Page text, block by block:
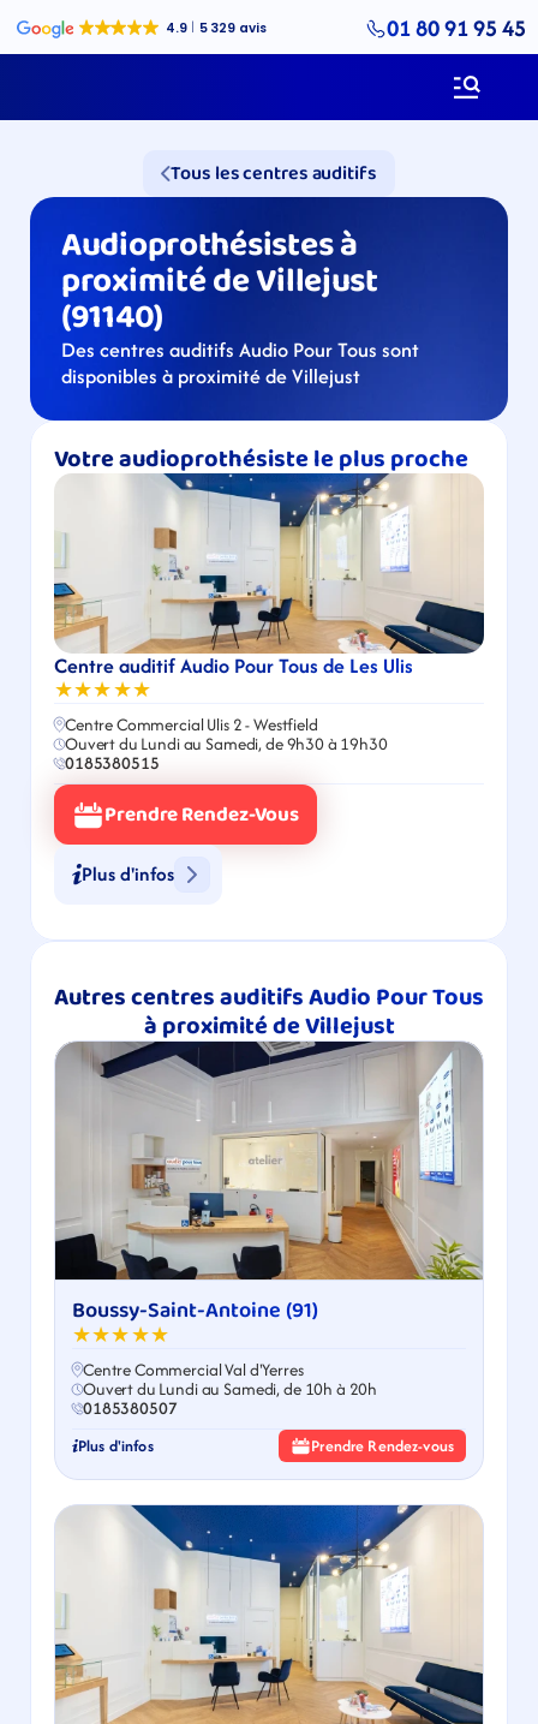
01 80 91 95 45
Tous les centres auditifs
Audioprothésistes à
proximité de Villejust
(91140)
Des centres auditifs Audio Pour Tous sont
disponibles à proximité de Villejust
Votre audioprothésiste le plus proche
Centre auditif Audio Pour Tous de Les Ulis
★★★★★
Centre Commercial Ulis 2 - Westfield
Ouvert du Lundi au Samedi, de 9h30 à 19h30
0185380515
Prendre Rendez-Vous
Plus d'infos
Autres centres auditifs Audio Pour Tous
à proximité de Villejust
Boussy-Saint-Antoine (91)
★★★★★
Centre Commercial Val d'Yerres
Ouvert du Lundi au Samedi, de 10h à 20h
0185380507
Plus d'infos Prendre Rendez-vous